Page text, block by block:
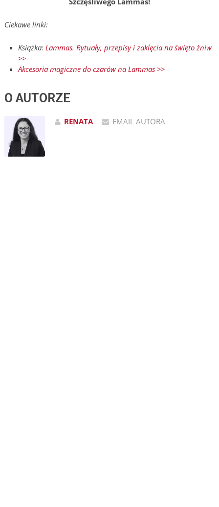
Ciekawe linki:
Książka: Lammas. Rytuały, przepisy i zaklęcia na święto żniw
>>
Akcesoria magiczne do czarów na Lammas >>
O AUTORZE
RENATA EMAIL AUTORA